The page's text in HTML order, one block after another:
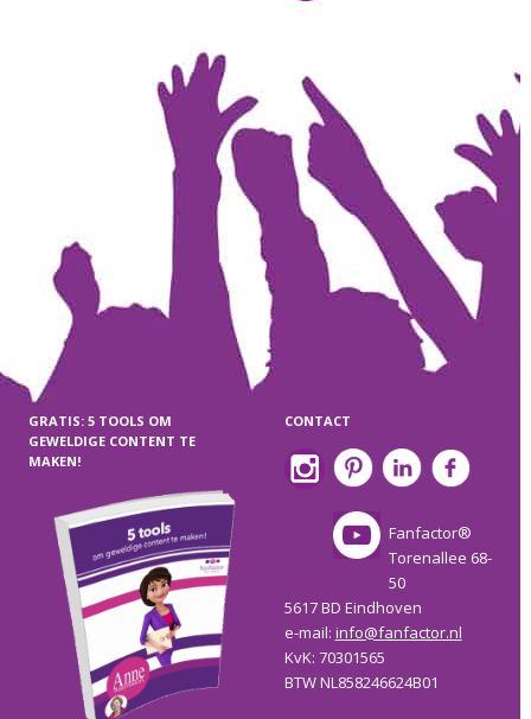
GRATIS: 5 TOOLS OM
GEWELDIGE CONTENT TE
MAKEN!
CONTACT
Fanfactor®
Torenallee 68-
50
5617 BD Eindhoven
e-mail: info@fanfactor.nl
KvK: 70301565
BTW NL858246624B01